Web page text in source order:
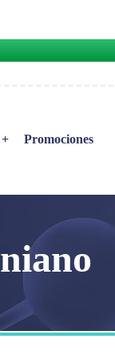
Promociones